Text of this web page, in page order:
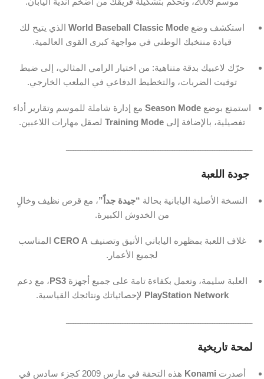
استكشف وضع World Baseball Classic Mode الذي يتيح لك
قيادة منتخبك الوطني في مواجهة كبرى القوى العالمية.
حرّك لاعبيك بدقة متناهية: من اختيار الرامي المثالي، إلى ضبط
توقيت الضربات، والتخطيط الدفاعي في الملعب الخارجي.
استمتع بوضع Season Mode مع إدارة شاملة للموسم وتقارير أداء
تفصيلية، بالإضافة إلى Training Mode لصقل مهارات اللاعبين.
ـــــــــــــــــــــــــــــــــــــــــــــــــــــــــــــــــــــــــــــــ
️ جودة اللعبة
النسخة الأصلية اليابانية بحالة “جيدة جداً”، مع قرص نظيف وخالٍ
من الخدوش الكبيرة.
غلاف اللعبة بمظهره الياباني الأنيق وتصنيف CERO A المناسب
لجميع الأعمار.
العلبة سليمة، وتعمل بكفاءة تامة على جميع أجهزةPS3، مع دعم
PlayStation Network لإحصائياتك ونتائجك القياسية.
ـــــــــــــــــــــــــــــــــــــــــــــــــــــــــــــــــــــــــــــــ
لمحة تاريخية
أصدرت Konami هذه التحفة في مارس 2009 كجزء سادس في